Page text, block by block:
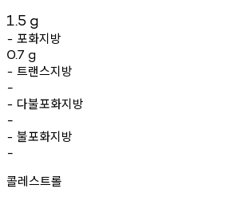
1.5 g
- 포화지방
0.7 g
- 트랜스지방
-
- 다불포화지방
-
- 불포화지방
-
콜레스트롤